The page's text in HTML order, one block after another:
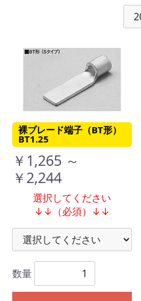
裸ブレード端子（BT形）
BT1.25
￥1,265 ～
￥2,244
選択してください
↓↓（必須）↓↓
数量